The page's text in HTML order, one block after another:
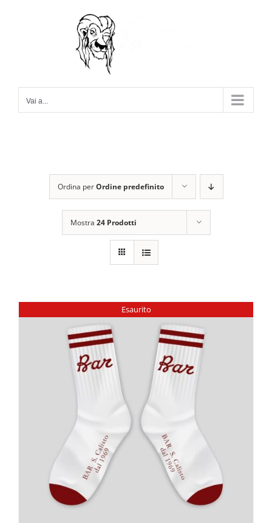
Vai a...
Ordina perOrdine predefinito
Mostra 24 Prodotti
Esaurito